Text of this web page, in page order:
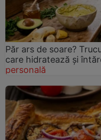
Păr ars de soare?
care hidratează și
personală